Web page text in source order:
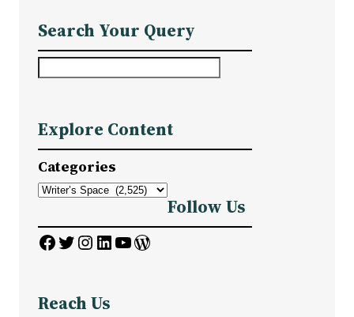
Search Your Query
r
c
h
Explore Content
Categories
Follow Us
Facebook Twitter InstagramLinkedIn YouTube WordPress
Reach Us